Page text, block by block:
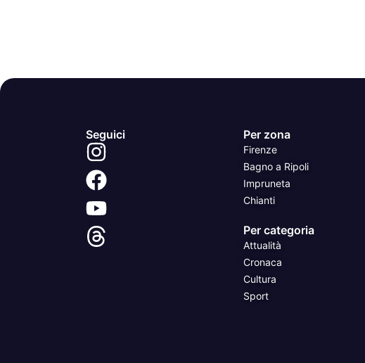
Seguici Per zona
Firenze
Bagno a Ripoli
Impruneta
Chianti
Per categoria
Attualità
Cronaca
Cultura
Sport